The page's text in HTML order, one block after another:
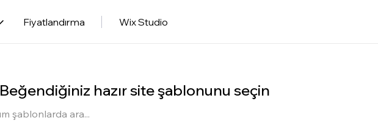
Fiyatlandırma Wix Studio
Beğendiğiniz hazır site şablonunu seçin